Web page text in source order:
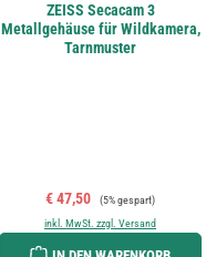
ZEISS Secacam 3
Metallgehäuse für Wildkamera,
Tarnmuster
Verkaufspreis:
€ 47,50 Regulärer Preis:
(5% gespart)
inkl. MwSt. zzgl. Versand